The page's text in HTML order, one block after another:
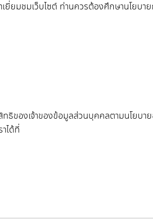
เยี่ยมชมเว็บไซต์ ท่านควรต้องศึกษานโยบา
ธิของเจ้าของข้อมูลส่วนบุคคลตามนโยบ
ได้ที่